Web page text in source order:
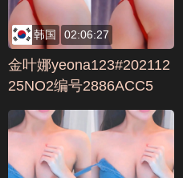
韩国 02:06:27
金叶娜yeona123#202112
25NO2编号2886ACC5